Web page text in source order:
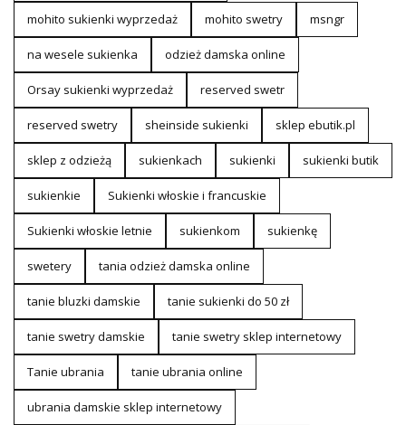
mohito sukienki wyprzedaż mohito swetry msngr
na wesele sukienka odzież damska online
Orsay sukienki wyprzedaż reserved swetr
reserved swetry sheinside sukienki sklep ebutik.pl
sklep z odzieżą sukienkach sukienki sukienki butik
sukienkie Sukienki włoskie i francuskie
Sukienki włoskie letnie sukienkom sukienkę
swetery tania odzież damska online
tanie bluzki damskie tanie sukienki do 50 zł
tanie swetry damskie tanie swetry sklep internetowy
Tanie ubrania tanie ubrania online
ubrania damskie sklep internetowy